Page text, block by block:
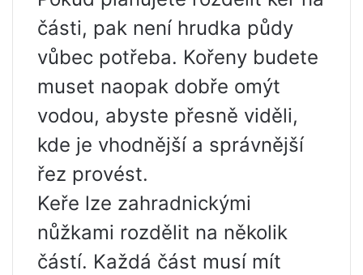
části, pak není hrudka půdy
vůbec potřeba. Kořeny budete
muset naopak dobře omýt
vodou, abyste přesně viděli,
kde je vhodnější a správnější
řez provést.
Keře lze zahradnickými
nůžkami rozdělit na několik
částí. Každá část musí mít